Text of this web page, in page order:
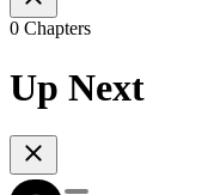
0 Chapters
Up Next